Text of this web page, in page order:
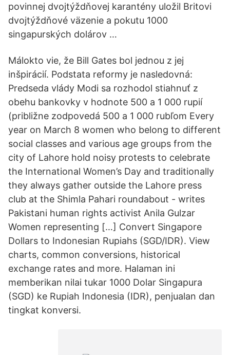
povinnej dvojtýždňovej karantény uložil Britovi
dvojtýždňové väzenie a pokutu 1000
singapurských dolárov …
Málokto vie, že Bill Gates bol jednou z jej
inšpirácií. Podstata reformy je nasledovná:
Predseda vlády Modi sa rozhodol stiahnuť z
obehu bankovky v hodnote 500 a 1 000 rupií
(približne zodpovedá 500 a 1 000 rubľom Every
year on March 8 women who belong to different
social classes and various age groups from the
city of Lahore hold noisy protests to celebrate
the International Women’s Day and traditionally
they always gather outside the Lahore press
club at the Shimla Pahari roundabout - writes
Pakistani human rights activist Anila Gulzar
Women representing […] Convert Singapore
Dollars to Indonesian Rupiahs (SGD/IDR). View
charts, common conversions, historical
exchange rates and more. Halaman ini
memberikan nilai tukar 1000 Dolar Singapura
(SGD) ke Rupiah Indonesia (IDR), penjualan dan
tingkat konversi.